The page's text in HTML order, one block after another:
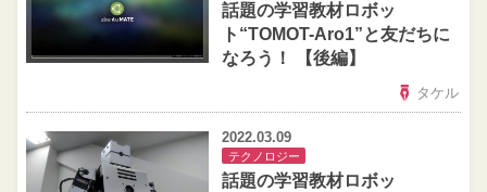
話題の学習教材ロボッ
ト“TOMOT-Aro1”と友だちに
なろう！ 【後編】
タケル
2022.03.09
テクノロジー
話題の学習教材ロボッ